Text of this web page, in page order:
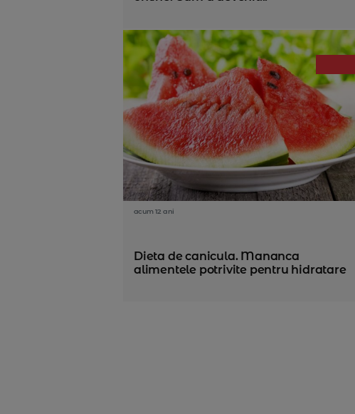
acum 12 ani
Dieta de canicula. Mananca
alimentele potrivite pentru hidratare